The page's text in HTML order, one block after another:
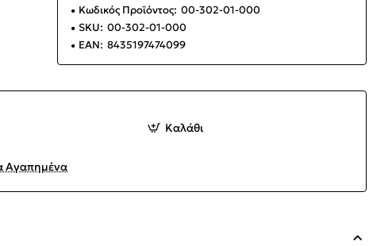
Κωδικός Προϊόντος: 00-302-01-000
SKU: 00-302-01-000
EAN: 8435197474099
Καλάθι
Αγαπημένα